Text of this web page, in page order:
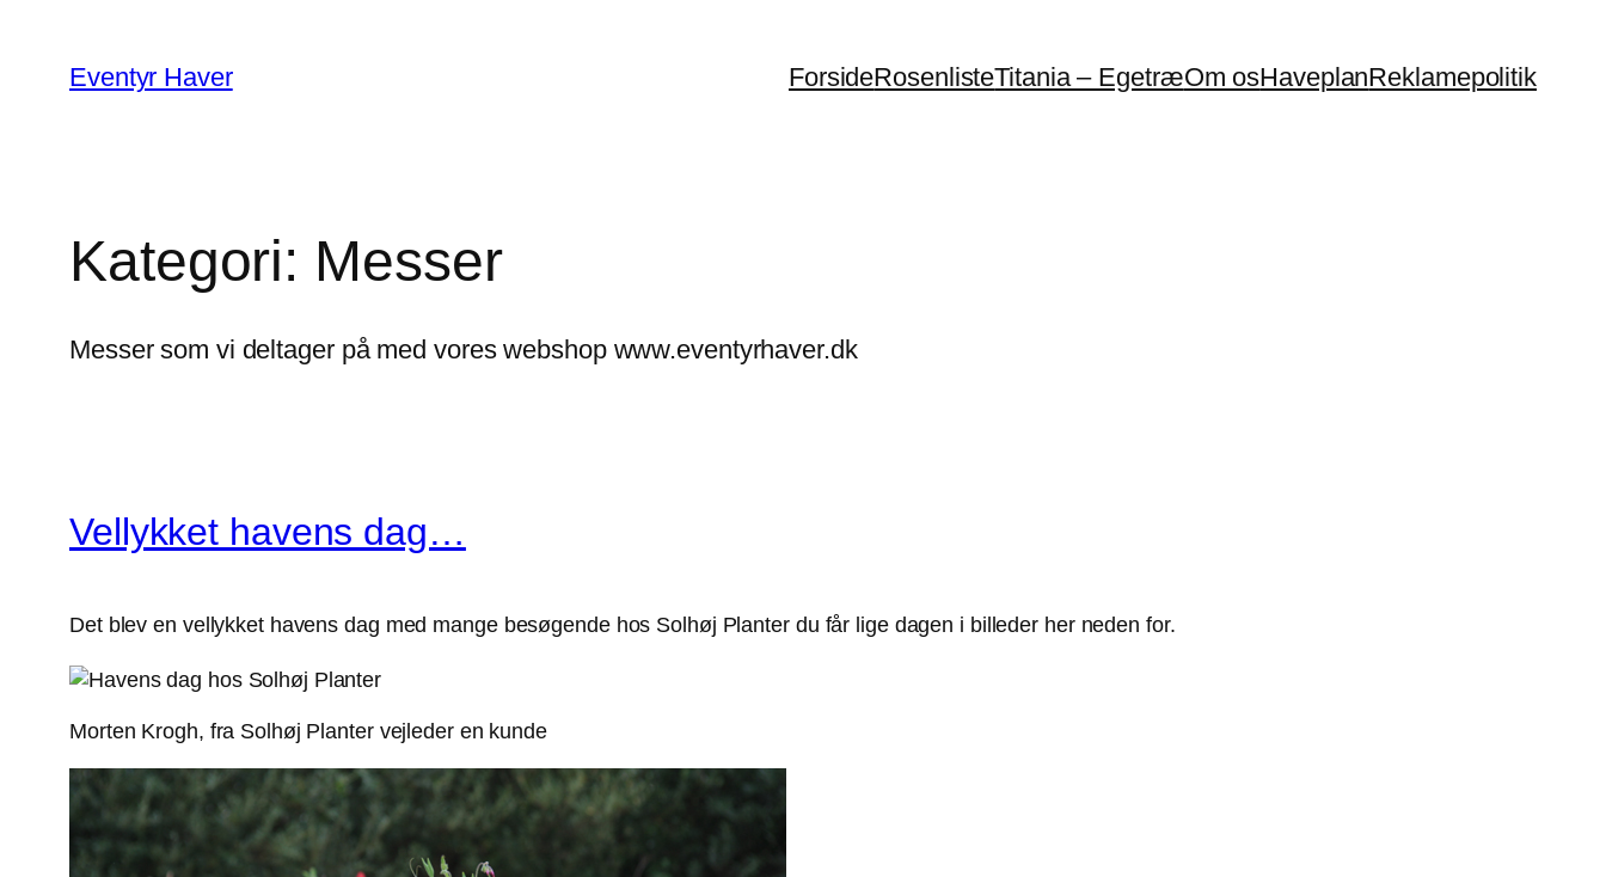
indhold
Eventyr Haver ForsideRosenlisteTitania – EgetræOm osHaveplanReklamepolitik
Kategori: Messer
Messer som vi deltager på med vores webshop www.eventyrhaver.dk
Vellykket havens dag…
Det blev en vellykket havens dag med mange besøgende hos Solhøj Planter du får lige dagen i billeder her neden for.
Morten Krogh, fra Solhøj Planter vejleder en kunde